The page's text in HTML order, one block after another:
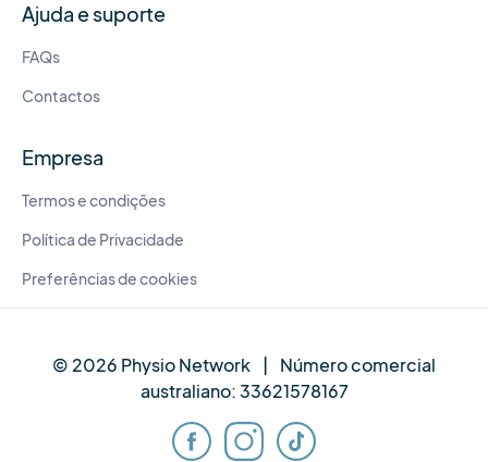
Ajuda e suporte
FAQs
Contactos
Empresa
Termos e condições
Política de Privacidade
Preferências de cookies
© 2026 Physio Network
Número comercial
australiano:33621578167